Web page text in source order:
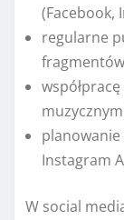
(Facebook,
regularne
planowanie
Instagram
W social